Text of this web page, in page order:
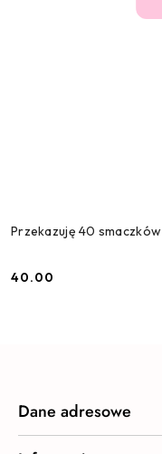
Przekazuję 40 smaczków
Cena:
40.00
Dane adresowe